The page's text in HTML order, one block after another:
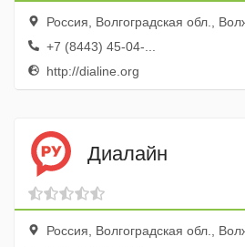
Россия, Волгоградская обл.,
+7 (8443) 45-04-...
http://dialine.org
Диалайн
Россия, Волгоградская обл.,